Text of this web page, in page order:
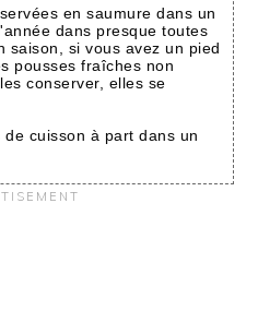
en saumure dans un
dans presque toutes
saison, si vous avez un pied
pousses fraîches non
conserver, elles se
cuisson à part dans un